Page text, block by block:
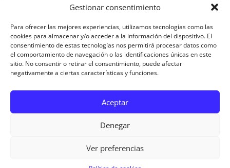
Gestionar consentimiento
Para ofrecer las mejores experiencias, utilizamos tecnologías como las
cookies para almacenar y/o acceder a la información del dispositivo. El
consentimiento de estas tecnologías nos permitirá procesar datos como
el comportamiento de navegación o las identificaciones únicas en este
sitio. No consentir o retirar el consentimiento, puede afectar
negativamente a ciertas características y funciones.
Aceptar
Denegar
Ver preferencias
en¿Ser o hacer? Comentario para Matrimonios:
Mateo 15, 1-2. 10-14
Maria Asuncion Herrero Mendezen¿Ser o hacer? Comentario para
Matrimonios: Mateo 15, 1-2. 10-14
Política de privacidad|